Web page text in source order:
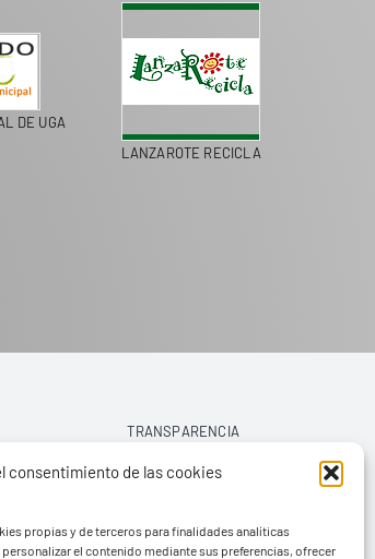
consentimiento de las cookies
propias y de terceros para finalidades analíticas
el contenido mediante sus preferencias, ofrecer
TRANSPARENCIA
AVISO LEGAL
POLÍTICA DE PRIVACIDAD